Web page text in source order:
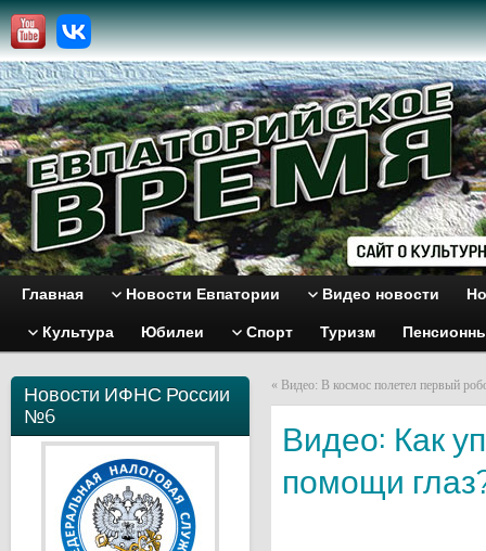
Главная Новости Евпатории Видео новости
Культура Юбилеи Спорт Туризм
Новости ИФНС России
№6
« Видео: В космос полетел первый
Видео: Как
помощи